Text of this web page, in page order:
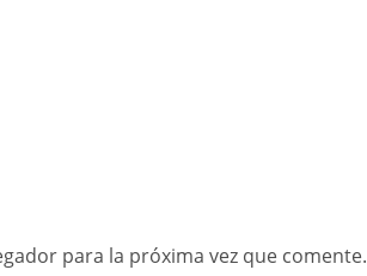
para la próxima vez que comente.